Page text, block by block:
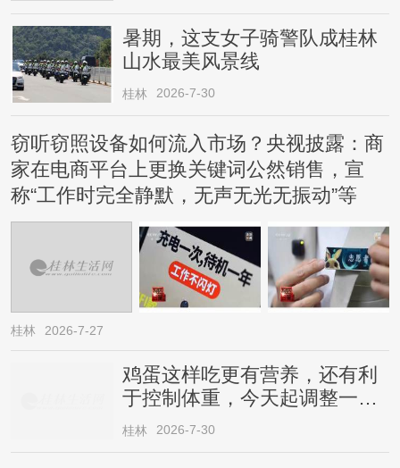
暑期，这支女子骑警队成桂林
山水最美风景线
桂林 2026-7-30
窃听窃照设备如何流入市场？央视披露：商
家在电商平台上更换关键词公然销售，宣
称“工作时完全静默，无声无光无振动”等
桂林 2026-7-27
鸡蛋这样吃更有营养，还有利
于控制体重，今天起调整一下
→
桂林 2026-7-30